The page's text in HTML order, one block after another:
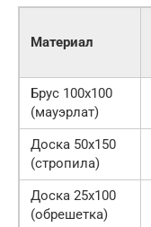
Материал
Брус 100х100
(мауэрлат)
Доска 50х150
(стропила)
Доска 25х100
(обрешетка)